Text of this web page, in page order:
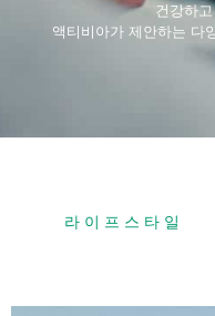
건강하
액티비아가 제안하는 다
라이프스타일